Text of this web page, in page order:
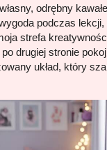
odrębny
podczas
strefa
drugiej stronie
układ, który